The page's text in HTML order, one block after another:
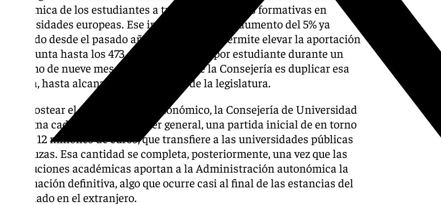
académica de los estudiantes a través de estancias formativas en
universidades europeas. Ese importe incluye el aumento del 5% ya
aplicado desde el pasado año lectivo, lo que permite elevar la aportación
de la Junta hasta los 473 euros mensuales por estudiante durante un
máximo de nueve meses. La previsión de la Consejería es duplicar esa
subida, hasta alcanzar el 10%, al final de la legislatura.
Para costear el complemento autonómico, la Consejería de Universidad
consigna cada año, con carácter general, una partida inicial de en torno
a esos 12 millones de euros, que transfiere a las universidades públicas
andaluzas. Esa cantidad se completa, posteriormente, una vez que las
instituciones académicas aportan a la Administración autonómica la
información definitiva, algo que ocurre casi al final de las estancias del
alumnado en el extranjero.